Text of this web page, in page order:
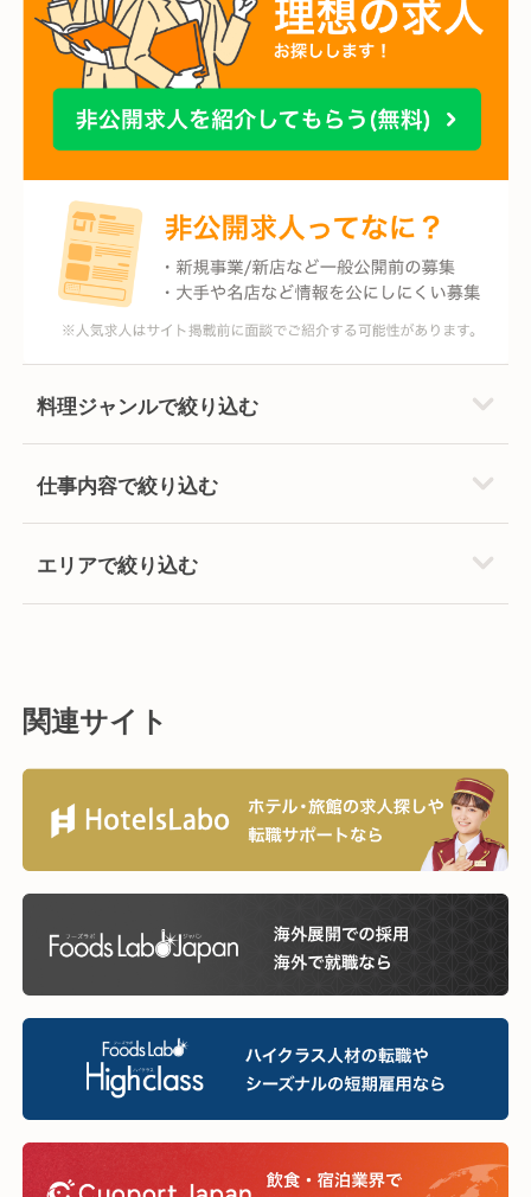
料理ジャンルで絞り込む
仕事内容で絞り込む
エリアで絞り込む
関連サイト